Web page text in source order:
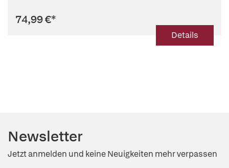
74,99 €*
Details
Newsletter
Jetzt anmelden und keine Neuigkeiten mehr verpassen